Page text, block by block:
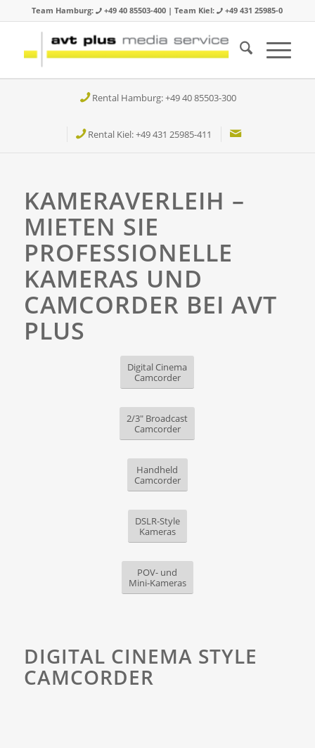
Team Hamburg: +49 40 85503-400 | Team Kiel: +49 431 25985-0
Rental Hamburg: +49 40 85503-300
Rental Kiel: +49 431 25985-411
KAMERAVERLEIH –
MIETEN SIE
PROFESSIONELLE
KAMERAS UND
CAMCORDER BEI AVT
PLUS
Digital Cinema
Camcorder
2/3" Broadcast
Camcorder
Handheld
Camcorder
DSLR-Style
Kameras
POV- und
Mini-Kameras
DIGITAL CINEMA STYLE
CAMCORDER